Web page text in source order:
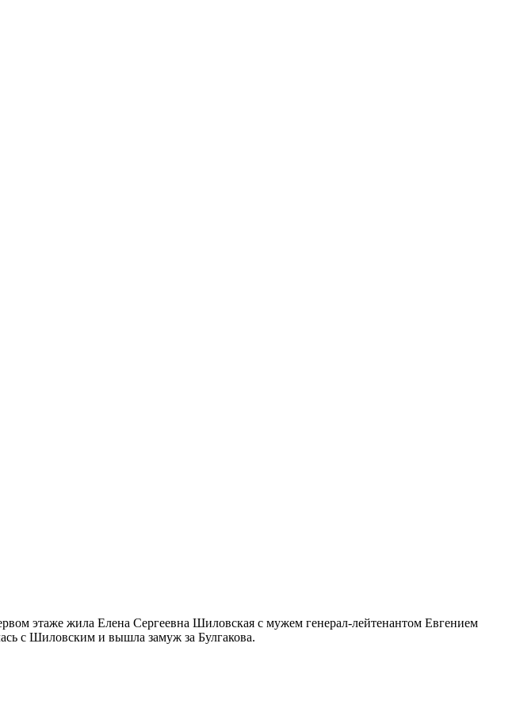
этаже жила Елена Сергеевна Шиловская с мужем генерал-лейтенантом Евгением
с Шиловским и вышла замуж за Булгакова.